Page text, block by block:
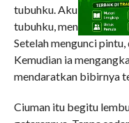
tubuhku. Aku
tubuhku,
Setelah mengunci
Kemudian ia
mendaratkan bibirnya
Ciuman itu begitu